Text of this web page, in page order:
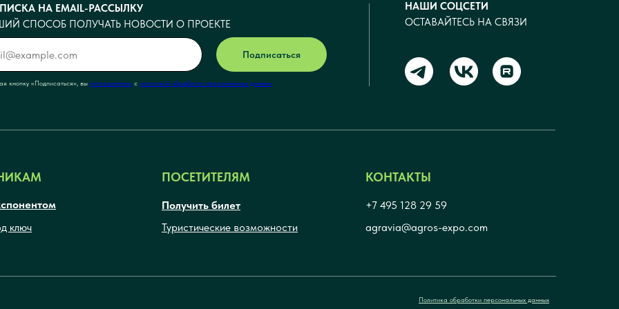
НАШИ СОЦСЕТИ
ОСТАВАЙТЕСЬ НА СВЯЗИ
ключ
Туристические возможности
ПОСЕТИТЕЛЯМ
Получить билет +7 495 128 29 59
КОНТАКТЫ
agravia@agros-expo.com
Политика обработки персональных данных
НА EMAIL-РАССЫЛКУ
СПОСОБ ПОЛУЧАТЬ НОВОСТИ О ПРОЕКТЕ
кнопку <<Подписаться>>, вы соглашаетесь с политикой обработки персональных данных
Подписаться